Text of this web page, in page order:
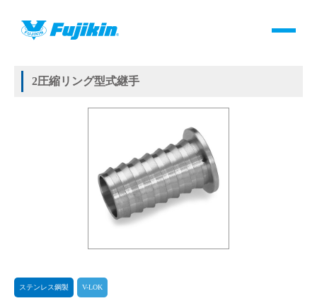
製品情報
バルブ・継手・システムを探す
製品カタログダウンロード
よくあるご質問(FAQ)・用語集
HOME 製品情報
2圧縮リング型式継手
ステンレス鋼製 V-LOK